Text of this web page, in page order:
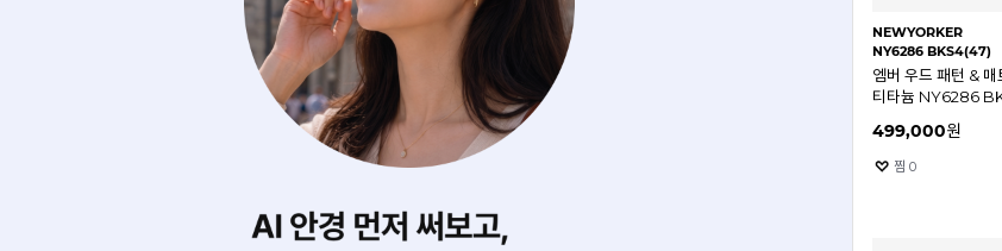
NEWYORKER
NY6286 BKS4(47)
엠버 우드 패턴 & 매
티타늄 NY6286
499,000원
찜 0